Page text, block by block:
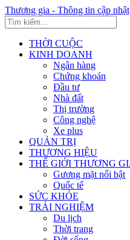
Thương gia - Thông tin cập
THỜI CUỘC
KINH DOANH
Ngân hàng
Chứng khoán
Đầu tư
Nhà đất
Thị trường
Công nghệ
Xe plus
QUẢN TRỊ
THƯƠNG HIỆU
THẾ GIỚI THƯƠNG
Gương mặt nổi bật
Quốc tế
SỨC KHỎE
TRẢI NGHIỆM
Du lịch
Thời trang